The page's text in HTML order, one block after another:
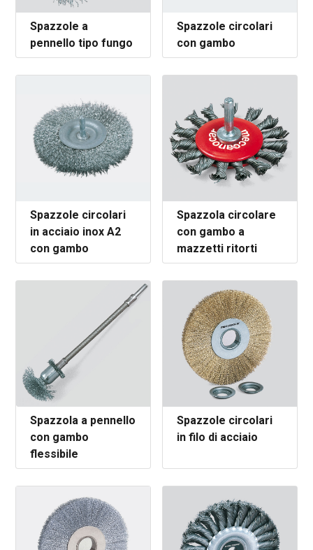
Spazzole a
pennello tipo fungo
Spazzole circolari
con gambo
Spazzole circolari
in acciaio inox A2
con gambo
Spazzola circolare
con gambo a
mazzetti ritorti
Spazzola a pennello
con gambo
flessibile
Spazzole circolari
in filo di acciaio